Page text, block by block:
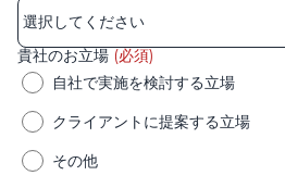
貴社のお立場 (必須)
自社で実施を検討する立場
クライアントに提案する立場
その他